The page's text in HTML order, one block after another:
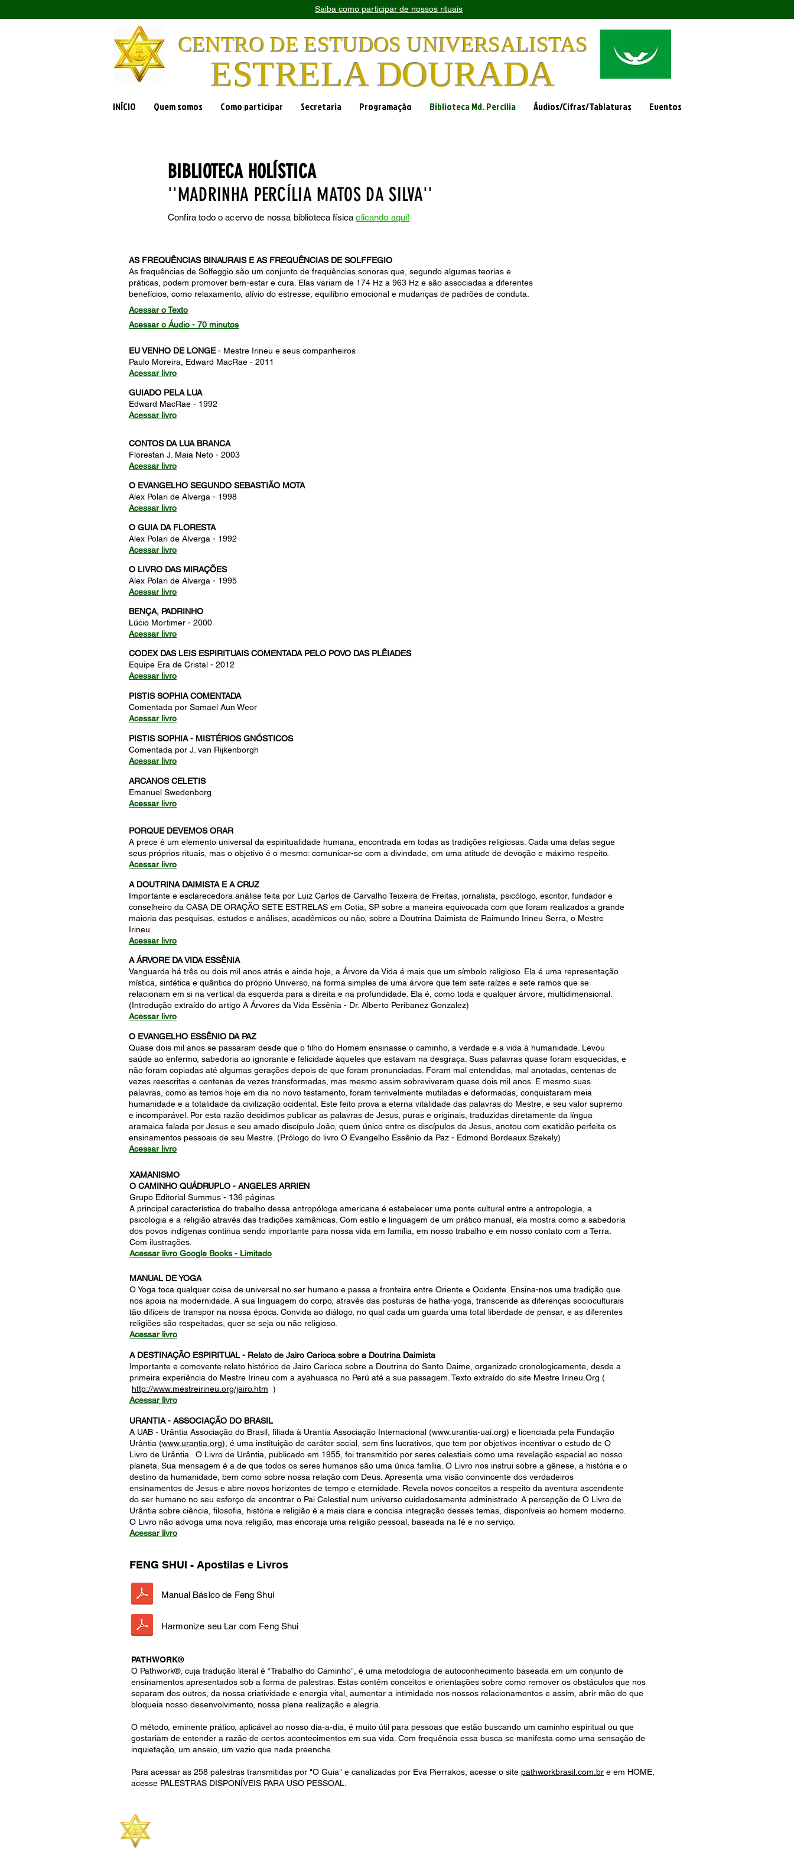
Saiba como participar de nossos rituais
CENTRO DE ESTUDOS UNIVERSALISTAS
ESTRELA DOURADA
INÍCIO Quem somos Como participar Secretaria Programação Biblioteca Md. Percília Áudios/Cifras/Tablaturas Eventos
BIBLIOTECA HOLÍSTICA
''MADRINHA PERCÍLIA MATOS DA SILVA''
Confira todo o acervo de nossa biblioteca físicaclicando aqui!
AS FREQUÊNCIAS BINAURAIS E AS FREQUÊNCIAS DE SOLFFEGIO
As frequências de Solfeggio são um conjunto de frequências sonoras que, segundo algumas teorias e
práticas, podem promover bem-estar e cura. Elas variam de 174 Hz a 963 Hz e são associadas a diferentes
benefícios, como relaxamento, alívio do estresse, equilíbrio emocional e mudanças de padrões de conduta.
Acessar o Texto
Acessar o Áudio - 70 minutos
EU VENHO DE LONGE- Mestre Irineu e seus companheiros
Paulo Moreira, Edward MacRae - 2011
Acessar livro
GUIADO PELA LUA
Edward MacRae - 1992
Acessar livro
CONTOS DA LUA BRANCA
Florestan J. Maia Neto - 2003
Acessar livro
O EVANGELHO SEGUNDO SEBASTIÃO MOTA
Alex Polari de Alverga - 1998
Acessar livro
O GUIA DA FLORESTA
Alex Polari de Alverga - 1992
Acessar livro
O LIVRO DAS MIRAÇÕES
Alex Polari de Alverga - 1995
Acessar livro
BENÇA, PADRINHO
Lúcio Mortimer - 2000
Acessar livro
CODEX DAS LEIS ESPIRITUAIS COMENTADA PELO POVO DAS PLÊIADES
Equipe Era de Cristal - 2012
Acessar livro
PISTIS SOPHIA COMENTADA
Comentada por Samael Aun Weor
Acessar livro
PISTIS SOPHIA - MISTÉRIOS GNÓSTICOS
Comentada por J. van Rijkenborgh
Acessar livro
ARCANOS CELETIS
Emanuel Swedenborg
Acessar livro
PORQUE DEVEMOS ORAR
A prece é um elemento universal da espiritualidade humana, encontrada em todas as tradições religiosas. Cada uma delas segue
seus próprios rituais, mas o objetivo é o mesmo: comunicar-se com a divindade, em uma atitude de devoção e máximo respeito.
Acessar livro
A DOUTRINA DAIMISTA E A CRUZ
Importante e esclarecedora análise feita por Luiz Carlos de Carvalho Teixeira de Freitas, jornalista, psicólogo, escritor, fundador e
conselheiro da CASA DE ORAÇÃO SETE ESTRELAS em Cotia, SP sobre a maneira equivocada com que foram realizados a grande
maioria das pesquisas, estudos e análises, acadêmicos ou não, sobre a Doutrina Daimista de Raimundo Irineu Serra, o Mestre
Irineu.
Acessar livro
A ÁRVORE DA VIDA ESSÊNIA
Vanguarda há três ou dois mil anos atrás e ainda hoje, a Árvore da Vida é mais que um símbolo religioso. Ela é uma representação
mística, sintética e quântica do próprio Universo, na forma simples de uma árvore que tem sete raízes e sete ramos que se
relacionam em si na vertical da esquerda para a direita e na profundidade. Ela é, como toda e qualquer árvore, multidimensional.
(Introdução extraído do artigo A Árvores da Vida Essênia - Dr. Alberto Peribanez Gonzalez)
Acessar livro
O EVANGELHO ESSÊNIO DA PAZ
Quase dois mil anos se passaram desde que o filho do Homem ensinasse o caminho, a verdade e a vida à humanidade. Levou
saúde ao enfermo, sabedoria ao ignorante e felicidade àqueles que estavam na desgraça. Suas palavras quase foram esquecidas, e
não foram copiadas até algumas gerações depois de que foram pronunciadas. Foram mal entendidas, mal anotadas, centenas de
vezes reescritas e centenas de vezes transformadas, mas mesmo assim sobreviveram quase dois mil anos. E mesmo suas
palavras, como as temos hoje em dia no novo testamento, foram terrivelmente mutiladas e deformadas, conquistaram meia
humanidade e a totalidade da civilização ocidental. Este feito prova a eterna vitalidade das palavras do Mestre, e seu valor supremo
e incomparável. Por esta razão decidimos publicar as palavras de Jesus, puras e originais, traduzidas diretamente da língua
aramaica falada por Jesus e seu amado discípulo João, quem único entre os discípulos de Jesus, anotou com exatidão perfeita os
ensinamentos pessoais de seu Mestre. (Prólogo do livro O Evangelho Essênio da Paz - Edmond Bordeaux Szekely)
Acessar livro
XAMANISMO
O CAMINHO QUÁDRUPLO - ANGELES ARRIEN
Grupo Editorial Summus - 136 páginas
A principal característica do trabalho dessa antropóloga americana é estabelecer uma ponte cultural entre a antropologia, a
psicologia e a religião através das tradições xamânicas. Com estilo e linguagem de um prático manual, ela mostra como a sabedoria
dos povos indígenas continua sendo importante para nossa vida em família, em nosso trabalho e em nosso contato com a Terra.
Com ilustrações.
Acessar livro Google Books - Limitado
MANUAL DE YOGA
O Yoga toca qualquer coisa de universal no ser humano e passa a fronteira entre Oriente e Ocidente. Ensina-nos uma tradição que
nos apoia na modernidade. A sua linguagem do corpo, através das posturas de hatha-yoga, transcende as diferenças socioculturais
tão difíceis de transpor na nossa época. Convida ao diálogo, no qual cada um guarda uma total liberdade de pensar, e as diferentes
religiões são respeitadas, quer se seja ou não religioso.
Acessar livro
A DESTINAÇÃO ESPIRITUAL - Relato de Jairo Carioca sobre a Doutrina Daimista
Importante e comovente relato histórico de Jairo Carioca sobre a Doutrina do Santo Daime, organizado cronologicamente, desde a
primeira experiência do Mestre Irineu com a ayahuasca no Perú até a sua passagem. Texto extraído do site Mestre Irineu.Org (
http://www.mestreirineu.org/jairo.htm )
Acessar livro
URANTIA - ASSOCIAÇÃO DO BRASIL
A UAB - Urântia Associação do Brasil, filiada à Urantia Associação Internacional (www.urantia-uai.org) e licenciada pela Fundação
Urântia (www.urantia.org), é uma instituição de caráter social, sem fins lucrativos, que tem por objetivos incentivar o estudo de O
Livro de Urântia. O Livro de Urântia, publicado em 1955, foi transmitido por seres celestiais como uma revelação especial ao nosso
planeta. Sua mensagem é a de que todos os seres humanos são uma única família. O Livro nos instrui sobre a gênese, a história e o
destino da humanidade, bem como sobre nossa relação com Deus. Apresenta uma visão convincente dos verdadeiros
ensinamentos de Jesus e abre novos horizontes de tempo e eternidade. Revela novos conceitos a respeito da aventura ascendente
do ser humano no seu esforço de encontrar o Pai Celestial num universo cuidadosamente administrado. A percepção de O Livro de
Urântia sobre ciência, filosofia, história e religião é a mais clara e concisa integração desses temas, disponíveis ao homem moderno.
O Livro não advoga uma nova religião, mas encoraja uma religião pessoal, baseada na fé e no serviço.
Acessar livro
FENG SHUI - Apostilas e Livros
Manual Básico de Feng Shui
Harmonize seu Lar com Feng Shui
PATHWORK®
O Pathwork®, cuja tradução literal é “Trabalho do Caminho”, é uma metodologia de autoconhecimento baseada em um conjunto de
ensinamentos apresentados sob a forma de palestras. Estas contêm conceitos e orientações sobre como remover os obstáculos que nos
separam dos outros, da nossa criatividade e energia vital, aumentar a intimidade nos nossos relacionamentos e assim, abrir mão do que
bloqueia nosso desenvolvimento, nossa plena realização e alegria.
O método, eminente prático, aplicável ao nosso dia-a-dia, é muito útil para pessoas que estão buscando um caminho espiritual ou que
gostariam de entender a razão de certos acontecimentos em sua vida. Com frequência essa busca se manifesta como uma sensação de
inquietação, um anseio, um vazio que nada preenche.
Para acessar as 258 palestras transmitidas por "O Guia" e canalizadas por Eva Pierrakos, acesse o site pathworkbrasil.com.br e em HOME,
acesse PALESTRAS DISPONÍVEIS PARA USO PESSOAL.